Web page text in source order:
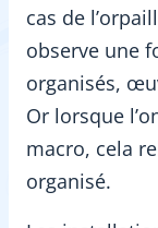
cas de
observe une
organisés,
Or lorsque
macro, cela
organisé.